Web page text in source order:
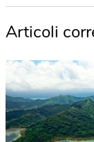
Articoli